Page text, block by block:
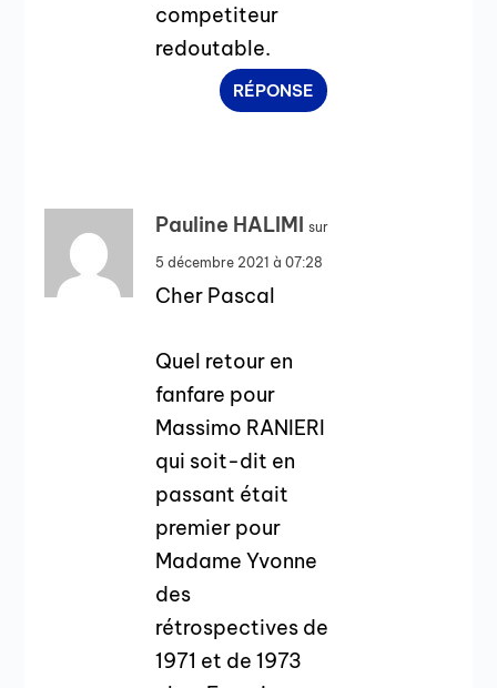
competiteur
redoutable.
RÉPONSE
Pauline HALIMI sur
5 décembre 2021 à 07:28
Cher Pascal
Quel retour en
fanfare pour
Massimo RANIERI
qui soit-dit en
passant était
premier pour
Madame Yvonne
des
rétrospectives de
1971 et de 1973